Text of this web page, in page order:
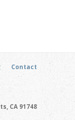
Contact
CA 91748